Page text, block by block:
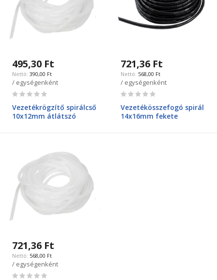
495,30 Ft
390,00 Ft
/ egységenként
Rating:
Vezetékrögzítő spirálcső
10x12mm átlátszó
721,36 Ft
568,00 Ft
/ egységenként
Rating:
Vezetékösszefogó spirál
14x16mm fekete
721,36 Ft
568,00 Ft
/ egységenként
Rating: